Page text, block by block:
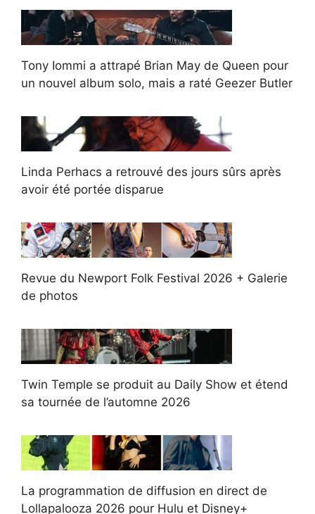
Tony Iommi a attrapé Brian May de Queen pour
un nouvel album solo, mais a raté Geezer Butler
Linda Perhacs a retrouvé des jours sûrs après
avoir été portée disparue
Revue du Newport Folk Festival 2026 + Galerie
de photos
Twin Temple se produit au Daily Show et étend
sa tournée de l’automne 2026
La programmation de diffusion en direct de
Lollapalooza 2026 pour Hulu et Disney+